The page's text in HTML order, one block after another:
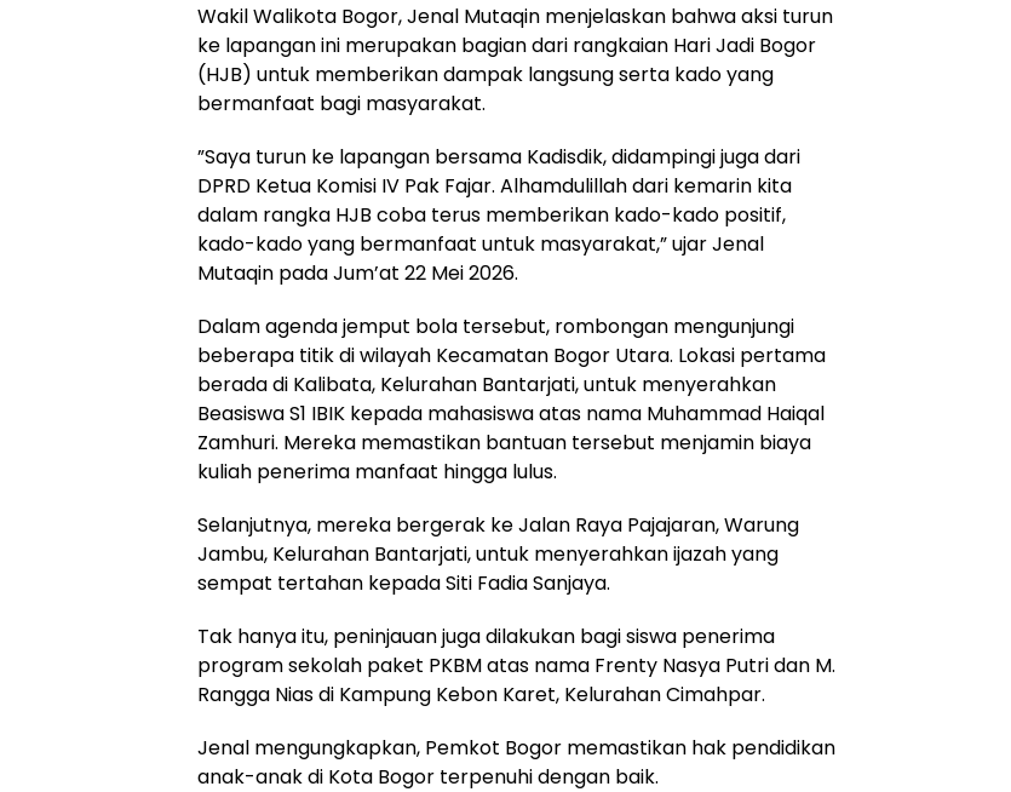
​Wakil Walikota Bogor, Jenal Mutaqin menjelaskan bahwa aksi turun
ke lapangan ini merupakan bagian dari rangkaian Hari Jadi Bogor
(HJB) untuk memberikan dampak langsung serta kado yang
bermanfaat bagi masyarakat.
​”Saya turun ke lapangan bersama Kadisdik, didampingi juga dari
DPRD Ketua Komisi IV Pak Fajar. Alhamdulillah dari kemarin kita
dalam rangka HJB coba terus memberikan kado-kado positif,
kado-kado yang bermanfaat untuk masyarakat,” ujar Jenal
Mutaqin pada Jum’at 22 Mei 2026.
​Dalam agenda jemput bola tersebut, rombongan mengunjungi
beberapa titik di wilayah Kecamatan Bogor Utara. Lokasi pertama
berada di Kalibata, Kelurahan Bantarjati, untuk menyerahkan
Beasiswa S1 IBIK kepada mahasiswa atas nama Muhammad Haiqal
Zamhuri. Mereka memastikan bantuan tersebut menjamin biaya
kuliah penerima manfaat hingga lulus.
​Selanjutnya, mereka bergerak ke Jalan Raya Pajajaran, Warung
Jambu, Kelurahan Bantarjati, untuk menyerahkan ijazah yang
sempat tertahan kepada Siti Fadia Sanjaya.
Tak hanya itu, peninjauan juga dilakukan bagi siswa penerima
program sekolah paket PKBM atas nama Frenty Nasya Putri dan M.
Rangga Nias di Kampung Kebon Karet, Kelurahan Cimahpar.
​Jenal mengungkapkan, Pemkot Bogor memastikan hak pendidikan
anak-anak di Kota Bogor terpenuhi dengan baik.